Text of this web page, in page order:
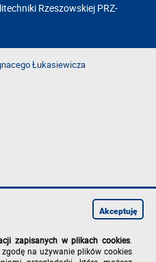
Rzeszowskiej PRZ-
Łukasiewicza
zapisanych w plikach cookies
na używanie plików cookies
Akceptuję